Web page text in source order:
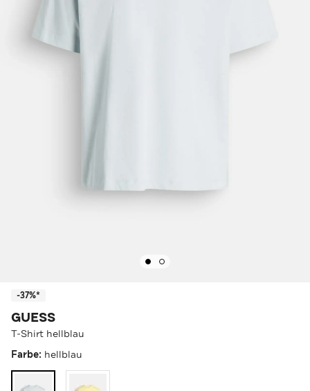
-37%*
GUESS
T-Shirt hellblau
Farbe: hellblau